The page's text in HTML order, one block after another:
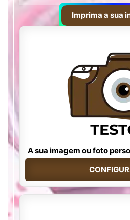
Imprima a sua
A sua imagem ou foto